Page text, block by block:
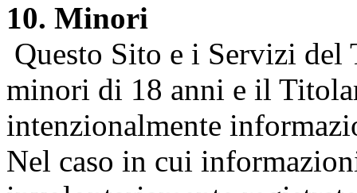
10. Minori
Questo Sito e i Servizi del
minori di 18 anni e il
intenzionalmente
Nel caso in cui